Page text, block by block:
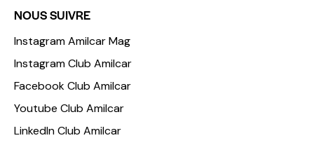
NOUS SUIVRE
Instagram Amilcar Mag
Instagram Club Amilcar
Facebook Club Amilcar
Youtube Club Amilcar
LinkedIn Club Amilcar